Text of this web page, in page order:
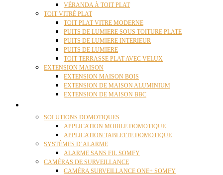
VÉRANDA À TOIT PLAT
TOIT VITRÉ PLAT
TOIT PLAT VITRE MODERNE
PUITS DE LUMIERE SOUS TOITURE PLATE
PUITS DE LUMIERE INTERIEUR
PUITS DE LUMIERE
TOIT TERRASSE PLAT AVEC VELUX
EXTENSION MAISON
EXTENSION MAISON BOIS
EXTENSION DE MAISON ALUMINIUM
EXTENSION DE MAISON BBC
SOLUTIONS DOMOTIQUES
APPLICATION MOBILE DOMOTIQUE
APPLICATION TABLETTE DOMOTIQUE
SYSTÈMES D’ALARME
ALARME SANS FIL SOMFY
CAMÉRAS DE SURVEILLANCE
CAMÉRA SURVEILLANCE ONE+ SOMFY